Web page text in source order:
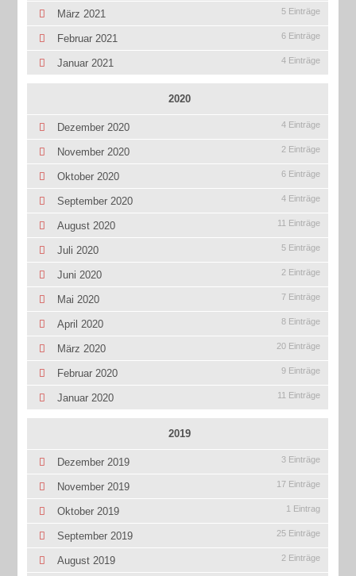
März 2021 5 Einträge
Februar 2021 6 Einträge
Januar 2021 4 Einträge
2020
Dezember 2020 4 Einträge
November 2020 2 Einträge
Oktober 2020 6 Einträge
September 2020 4 Einträge
August 2020 11 Einträge
Juli 2020 5 Einträge
Juni 2020 2 Einträge
Mai 2020 7 Einträge
April 2020 8 Einträge
März 2020 20 Einträge
Februar 2020 9 Einträge
Januar 2020 11 Einträge
2019
Dezember 2019 3 Einträge
November 2019 17 Einträge
Oktober 2019 1 Eintrag
September 2019 25 Einträge
August 2019 2 Einträge